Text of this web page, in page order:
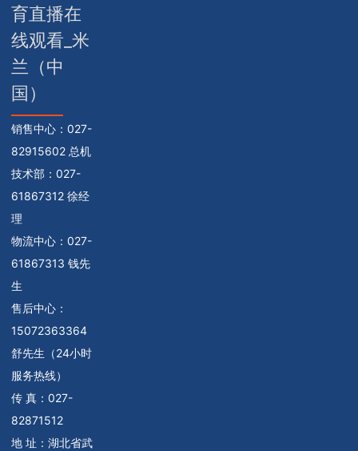
育直播在
线观看_米
兰（中
国）
销售中心： 027-
82915602 总机
技术部： 027-
61867312 徐经
理
物流中心： 027-
61867313 钱先
生
售后中心：
15072363364
舒先生（24小时
服务热线）
传 真：027-
82871512
地 址：湖北省武